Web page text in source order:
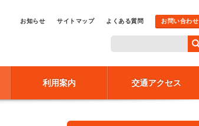
お知らせ サイトマップ よくある質問 お問い合わせ
利用案内 交通アクセス